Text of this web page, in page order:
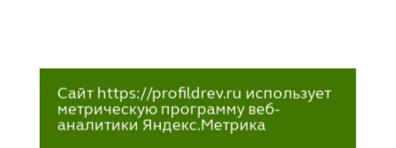
Сайт https://profildrev.ru использует
метрическую программу веб-
аналитики Яндекс.Метрика